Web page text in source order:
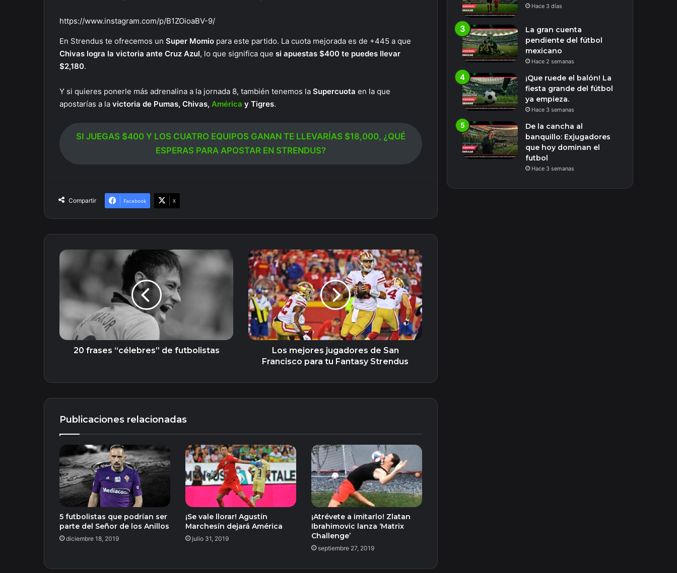
https://www.instagram.com/p/B1ZOioaBV-9/
En Strendus te ofrecemos un Super Momio para este partido. La cuota mejorada es de +445 a que
Chivas logra la victoria ante Cruz Azul, lo que significa que si apuestas $400 te puedes llevar
$2,180.
Y si quieres ponerle más adrenalina a la jornada 8, también tenemos la Supercuota en la que
apostarías a la victoria de Pumas, Chivas, América y Tigres.
SI JUEGAS $400 Y LOS CUATRO EQUIPOS GANAN TE LLEVARÍAS $18,000, ¿QUÉ
ESPERAS PARA APOSTAR EN STRENDUS?
Compartir Facebook X
20
futbolistas
20 frases “célebres” de futbolistas
Los
mejores
jugadores
de
San
Francisco
para
tu
Fantasy
StrendusLos mejores jugadores de San
Francisco para tu Fantasy Strendus
Publicaciones relacionadas
5 futbolistas que podrían ser
parte del Señor de los Anillos
diciembre 18, 2019
¡Se vale llorar! Agustín
Marchesín dejará América
julio 31, 2019
¡Atrévete a imitarlo! Zlatan
Ibrahimovic lanza ‘Matrix
Challenge’
septiembre 27, 2019
Hace 3 días
La gran cuenta
pendiente del fútbol
mexicano
Hace 2 semanas
¡Que ruede el balón! La
fiesta grande del fútbol
ya empieza.
Hace 3 semanas
De la cancha al
banquillo: Exjugadores
que hoy dominan el
futbol
Hace 3 semanas